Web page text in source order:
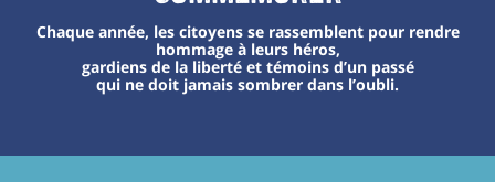
Chaque année, les citoyens se rassemblent pour rendre
hommage à leurs héros,
gardiens de la liberté et témoins d’un passé
qui ne doit jamais sombrer dans l’oubli.